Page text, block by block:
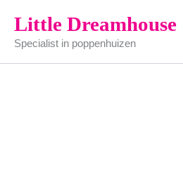
naar
inhoud
Little Dreamhouse
Specialist in poppenhuizen
(Huamei)
aantal